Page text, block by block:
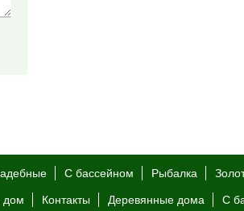
С бассейном Рыбалка
дом Контакты Деревянные дома С